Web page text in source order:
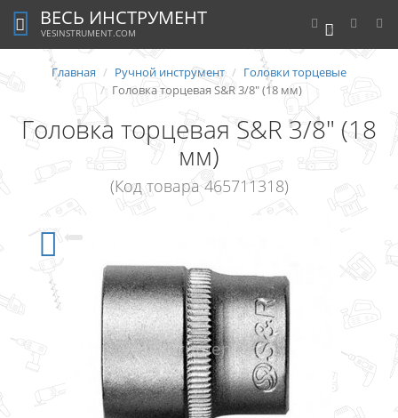
0
ВЕСЬ ИНСТРУМЕНТ
VESINSTRUMENT.COM
Главная Ручной инструмент
Головки торцевые
Головка торцевая S&R 3/8" (18 мм)
Головка торцевая S&R 3/8" (18
мм)
(Код товара 465711318)